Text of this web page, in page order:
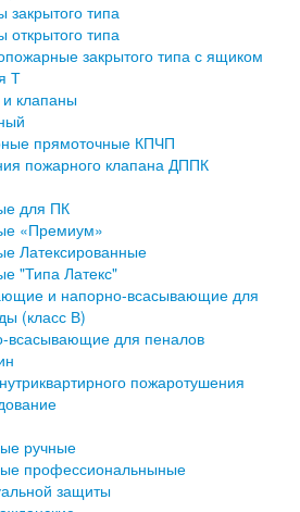
типа
типа
закрытого типа с ящиком
Т
клапаны
прямоточные КПЧП
пожарного клапана ДППК
для ПК
«Премиум»
Латексированные
"Типа Латекс"
и напорно-всасывающие для
(класс В)
всасывающие для пеналов
пожаротушения
ручные
профессиональныные
защиты